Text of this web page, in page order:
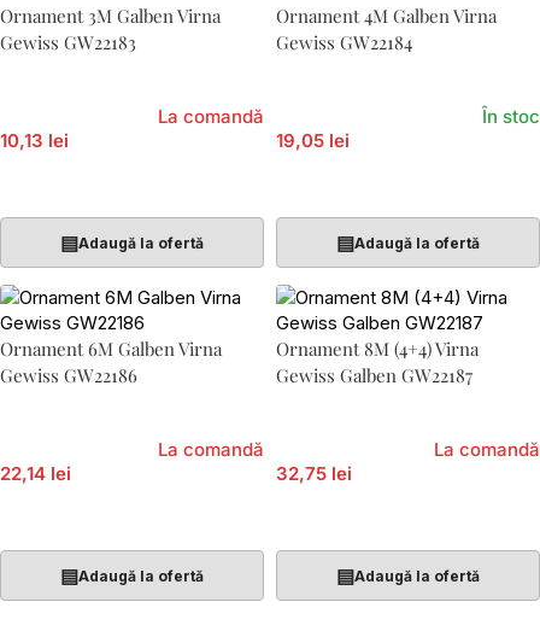
Ornament 3M Galben Virna
Gewiss GW22183
10,13 lei
La comandă
▤Adaugă la ofertă
Ornament 4M Galben Virna
Gewiss GW22184
19,05 lei
În stoc
▤Adaugă la ofertă
Ornament 6M Galben Virna
Gewiss GW22186
22,14 lei
La comandă
▤Adaugă la ofertă
Ornament 8M (4+4) Virna
Gewiss Galben GW22187
32,75 lei
La comandă
▤Adaugă la ofertă